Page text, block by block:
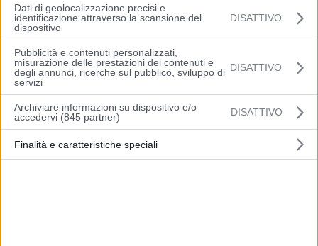
Dati di geolocalizzazione precisi e
identificazione attraverso la scansione del
dispositivo
DISATTIVO
Pubblicità e contenuti personalizzati,
misurazione delle prestazioni dei contenuti e
degli annunci, ricerche sul pubblico, sviluppo di
servizi
DISATTIVO
Archiviare informazioni su dispositivo e/o
accedervi (845 partner)
DISATTIVO
Finalità e caratteristiche speciali
l
a
y
V
Pillole
Articolo successivo